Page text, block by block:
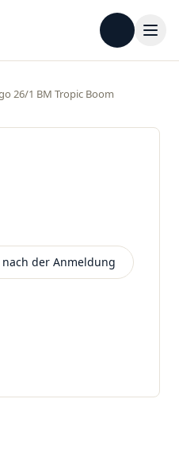
26/1 BM Tropic Boom
der Anmeldung